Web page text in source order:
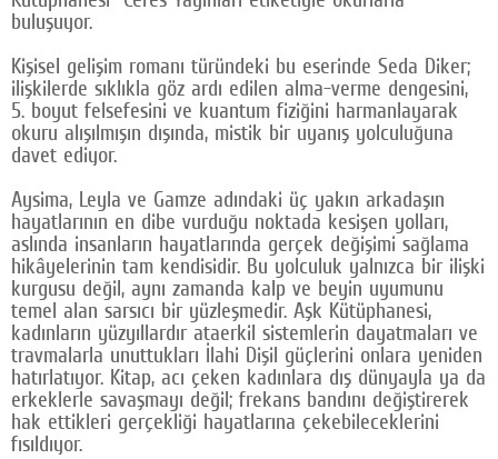
buluşuyor.
Kişisel gelişim romanı türündeki bu eserinde Seda Diker;
ilişkilerde sıklıkla göz ardı edilen alma-verme dengesini,
5. boyut felsefesini ve kuantum fiziğini harmanlayarak
okuru alışılmışın dışında, mistik bir uyanış yolculuğuna
davet ediyor.
Aysima, Leyla ve Gamze adındaki üç yakın arkadaşın
hayatlarının en dibe vurduğu noktada kesişen yolları,
aslında insanların hayatlarında gerçek değişimi sağlama
hikâyelerinin tam kendisidir. Bu yolculuk yalnızca bir ilişki
kurgusu değil, aynı zamanda kalp ve beyin uyumunu
temel alan sarsıcı bir yüzleşmedir. Aşk Kütüphanesi,
kadınların yüzyıllardır ataerkil sistemlerin dayatmaları ve
travmalarla unuttukları İlahi Dişil güçlerini onlara yeniden
hatırlatıyor. Kitap, acı çeken kadınlara dış dünyayla ya da
erkeklerle savaşmayı değil; frekans bandını değiştirerek
hak ettikleri gerçekliği hayatlarına çekebileceklerini
fısıldıyor.